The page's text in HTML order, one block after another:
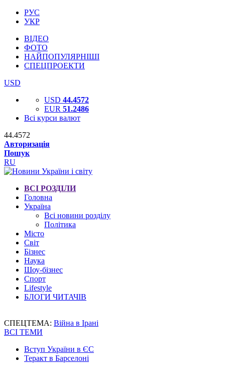
РУС
УКР
ВІДЕО
ФОТО
НАЙПОПУЛЯРНІШІ
СПЕЦПРОЕКТИ
USD
USD 44.4572
EUR 51.2486
Всі курси валют
44.4572
Авторизація
Пошук
RU
ВСІ РОЗДІЛИ
Головна
Україна
Всі новини розділу
Політика
Місто
Світ
Бізнес
Наука
Шоу-бізнес
Спорт
Lifestyle
БЛОГИ ЧИТАЧІВ
СПЕЦТЕМА: Війна в Ірані
ВСІ ТЕМИ
Вступ України в ЄС
Теракт в Барселоні